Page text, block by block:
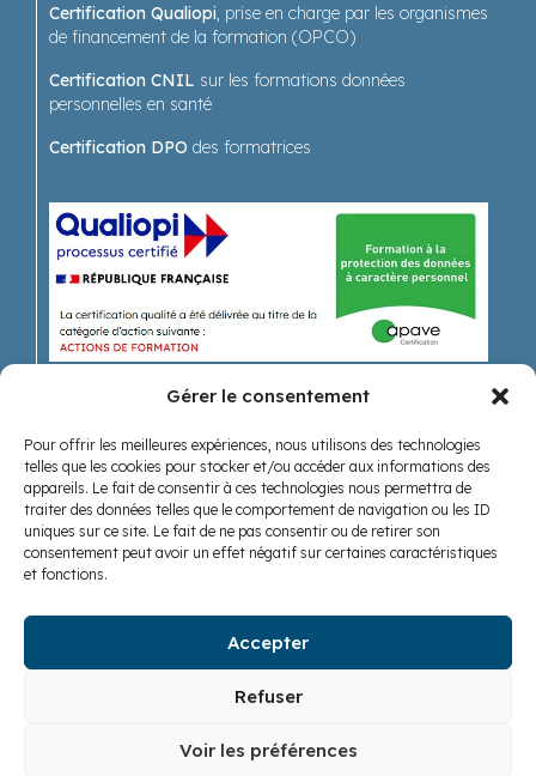
Gérer le consentement
Pour offrir les meilleures expériences, nous utilisons des technologies
telles que les cookies pour stocker et/ou accéder aux informations des
appareils. Le fait de consentir à ces technologies nous permettra de
traiter des données telles que le comportement de navigation ou les ID
uniques sur ce site. Le fait de ne pas consentir ou de retirer son
consentement peut avoir un effet négatif sur certaines caractéristiques
et fonctions.
Accepter
Refuser
Voir les préférences
Certification Qualiopi, prise en charge par les organismes
de financement de la formation (OPCO)
Certification CNIL sur les formations données
personnelles en santé
Certification DPO des formatrices
Recevoir nos actualités
Nous suivre